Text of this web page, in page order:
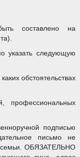
составлено на
указать следующую
обстоятельствах
профессиональных
подписью
письмо не
семьи. ОБЯЗАТЕЛЬНО